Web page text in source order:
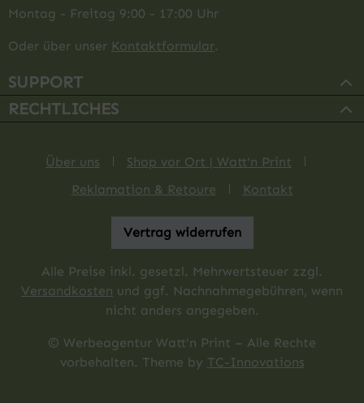
Montag - Freitag 9:00 - 17:00 Uhr
Oder über unser Kontaktformular.
SUPPORT
RECHTLICHES
Über uns
Shop vor Ort | Watt'n Print
Reklamation & Retoure
Kontakt
Vertrag widerrufen
Alle Preise inkl. gesetzl. Mehrwertsteuer zzgl.
Versandkosten und ggf. Nachnahmegebühren, wenn
nicht anders angegeben.
© Werbeagentur Watt'n Print – Alle Rechte
vorbehalten. Theme by TC-Innovations